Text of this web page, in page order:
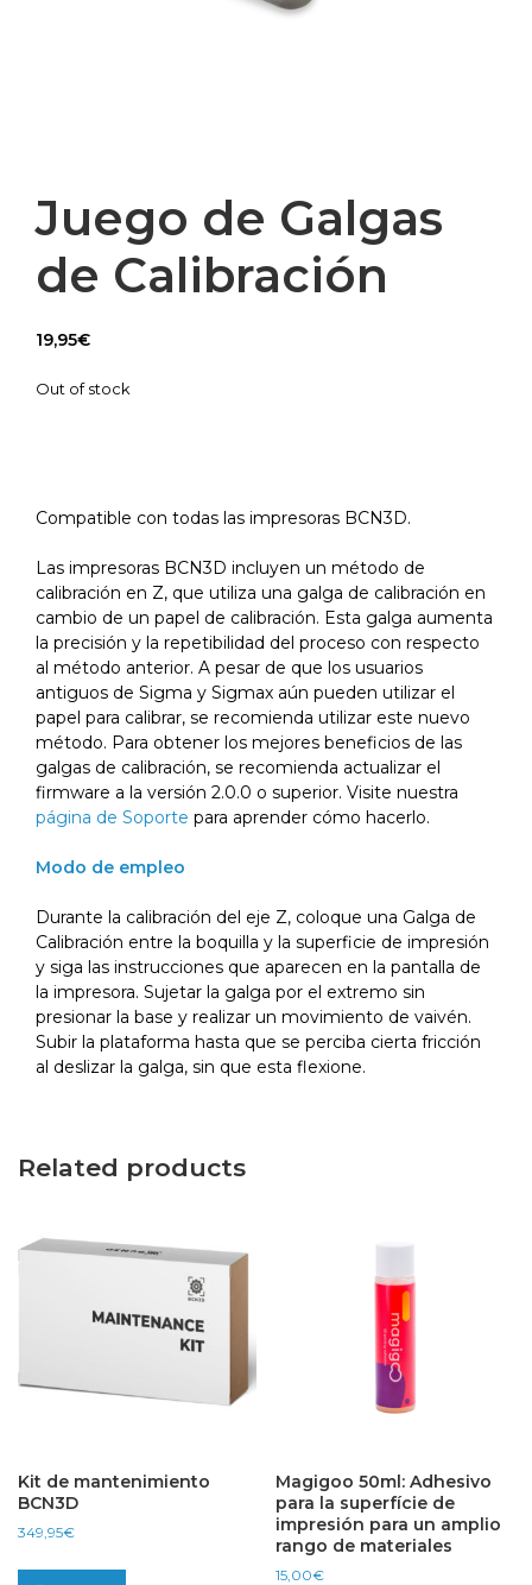
Juego de Galgas
de Calibración
19,95€
Out of stock
Compatible con todas las impresoras BCN3D.
Las impresoras BCN3D incluyen un método de
calibración en Z, que utiliza una galga de calibración en
cambio de un papel de calibración. Esta galga aumenta
la precisión y la repetibilidad del proceso con respecto
al método anterior. A pesar de que los usuarios
antiguos de Sigma y Sigmax aún pueden utilizar el
papel para calibrar, se recomienda utilizar este nuevo
método. Para obtener los mejores beneficios de las
galgas de calibración, se recomienda actualizar el
firmware a la versión 2.0.0 o superior. Visite nuestra
página de Soporte para aprender cómo hacerlo.
Modo de empleo
Durante la calibración del eje Z, coloque una Galga de
Calibración entre la boquilla y la superficie de impresión
y siga las instrucciones que aparecen en la pantalla de
la impresora. Sujetar la galga por el extremo sin
presionar la base y realizar un movimiento de vaivén.
Subir la plataforma hasta que se perciba cierta fricción
al deslizar la galga, sin que esta flexione.
Related products
Kit de mantenimiento
BCN3D
349,95€
Magigoo 50ml: Adhesivo
para la superfície de
impresión para un amplio
rango de materiales
15,00€